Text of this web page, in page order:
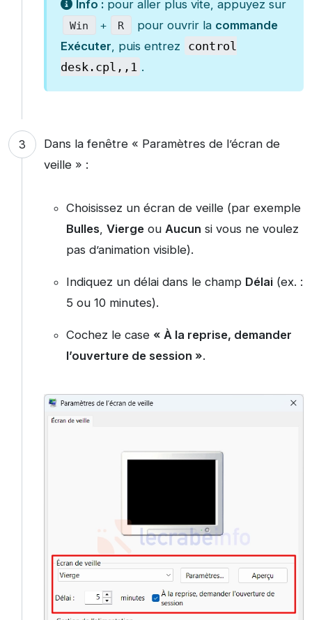
Info :pour aller plus vite, appuyez sur
Win + R pour ouvrir la commande
Exécuter , puis entrez
control
desk.cpl,,1 .
Dans la fenêtre « Paramètres de l’écran de
veille » :
Choisissez un écran de veille (par exemple
Bulles, Viergeou Aucun si vous ne voulez
pas d’animation visible).
Indiquez un délai dans le champ Délai(ex. :
5 ou 10 minutes).
Cochez le case « À la reprise, demander
l’ouverture de session ».